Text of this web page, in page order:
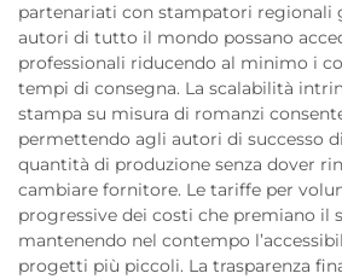
partenariati con stampatori regionali
autori di tutto il mondo possano
professionali riducendo al minimo i
tempi di consegna. La scalabilità
stampa su misura di romanzi
permettendo agli autori di successo
quantità di produzione senza dover
cambiare fornitore. Le tariffe per
progressive dei costi che premiano il
mantenendo nel contempo
progetti più piccoli. La trasparenza